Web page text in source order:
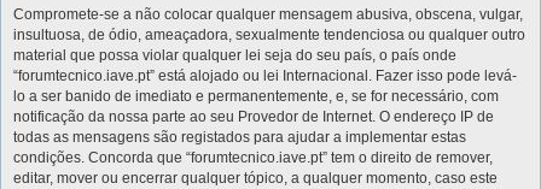
Compromete-se a não colocar qualquer mensagem abusiva, obscena, vulgar,
insultuosa, de ódio, ameaçadora, sexualmente tendenciosa ou qualquer outro
material que possa violar qualquer lei seja do seu país, o país onde
“forumtecnico.iave.pt” está alojado ou lei Internacional. Fazer isso pode levá-
lo a ser banido de imediato e permanentemente, e, se for necessário, com
notificação da nossa parte ao seu Provedor de Internet. O endereço IP de
todas as mensagens são registados para ajudar a implementar estas
condições. Concorda que “forumtecnico.iave.pt” tem o direito de remover,
editar, mover ou encerrar qualquer tópico, a qualquer momento, caso este